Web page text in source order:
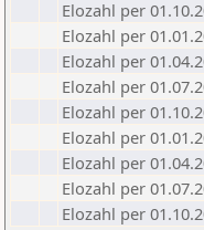
Elozahl per
Elozahl per
Elozahl per
Elozahl per
Elozahl per
Elozahl per
Elozahl per
Elozahl per
Elozahl per